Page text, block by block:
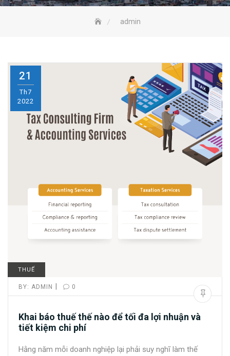
admin
21
Th7
2022
THUẾ
BY: ADMIN | 0
Khai báo thuế thế nào để tối đa lợi nhuận và
tiết kiệm chi phí
Hằng năm mỗi doanh nghiệp lại phải suy nghĩ làm thế